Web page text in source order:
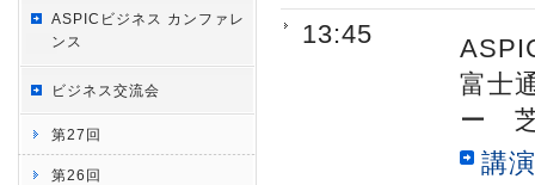
ASPICビジネス カンファレ
ンス
ビジネス交流会
第27回
第26回
13:45
富士
ー
講